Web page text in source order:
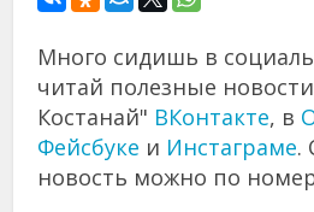
Много сидишь в
читай полезные
Костанай" ВКонтакте, в
Фейсбуке и Инстаграме.
новость можно по